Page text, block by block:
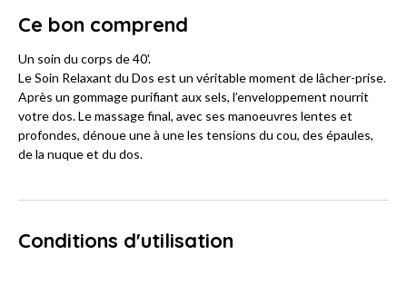
Ce bon comprend
Un soin du corps de 40'.
Le Soin Relaxant du Dos est un véritable moment de lâcher-prise.
Après un gommage purifiant aux sels, l’enveloppement nourrit
votre dos. Le massage final, avec ses manoeuvres lentes et
profondes, dénoue une à une les tensions du cou, des épaules,
de la nuque et du dos.
Conditions d'utilisation